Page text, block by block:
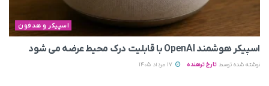
اسپیکر و هدفون
اسپیکر هوشمند OpenAI با قابلیت درک محیط عرضه می‌ شود
نوشته شده توسط تارخ ترهنده